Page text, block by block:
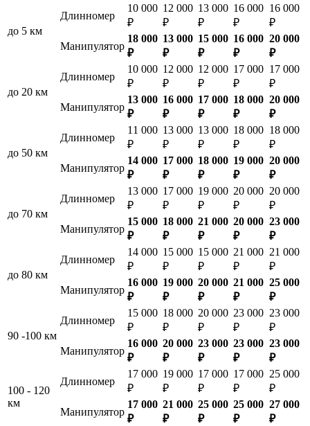
до 5 км
Длинномер
10 000
₽
12 000
₽
13 000
₽
16 000
₽
16 000
₽
Манипулятор
18 000
₽
13 000
₽
15 000
₽
16 000
₽
20 000
₽
до 20 км
Длинномер
10 000
₽
12 000
₽
12 000
₽
17 000
₽
17 000
₽
Манипулятор
13 000
₽
16 000
₽
17 000
₽
18 000
₽
20 000
₽
до 50 км
Длинномер
11 000
₽
13 000
₽
13 000
₽
18 000
₽
18 000
₽
Манипулятор
14 000
₽
17 000
₽
18 000
₽
19 000
₽
20 000
₽
до 70 км
Длинномер
13 000
₽
17 000
₽
19 000
₽
20 000
₽
20 000
₽
Манипулятор
15 000
₽
18 000
₽
21 000
₽
20 000
₽
23 000
₽
до 80 км
Длинномер
14 000
₽
15 000
₽
15 000
₽
21 000
₽
21 000
₽
Манипулятор
16 000
₽
19 000
₽
20 000
₽
21 000
₽
25 000
₽
90 -100 км
Длинномер
15 000
₽
18 000
₽
20 000
₽
23 000
₽
23 000
₽
Манипулятор
16 000
₽
20 000
₽
23 000
₽
23 000
₽
23 000
₽
100 - 120
км
Длинномер
17 000
₽
19 000
₽
17 000
₽
17 000
₽
25 000
₽
Манипулятор
17 000
₽
21 000
₽
25 000
₽
25 000
₽
27 000
₽